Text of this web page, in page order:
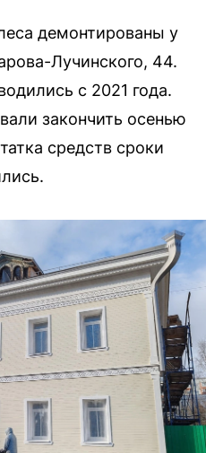
демонтированы у
Лучинского, 44.
с 2021 года.
закончить осенью
средств сроки